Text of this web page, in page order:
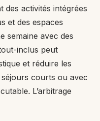
activités intégrées
et des espaces
semaine avec des
inclus peut
et réduire les
courts ou avec
L’arbitrage